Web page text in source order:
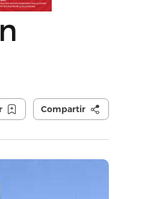
Compartir